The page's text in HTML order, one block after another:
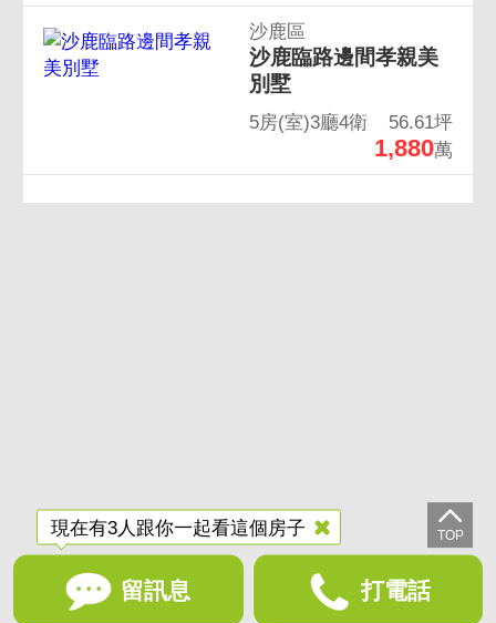
沙鹿區
沙鹿臨路邊間孝親美
別墅
5房(室)3廳4衛 56.61坪
1,880萬
現在有3人跟你一起看這個房子
留訊息 打電話